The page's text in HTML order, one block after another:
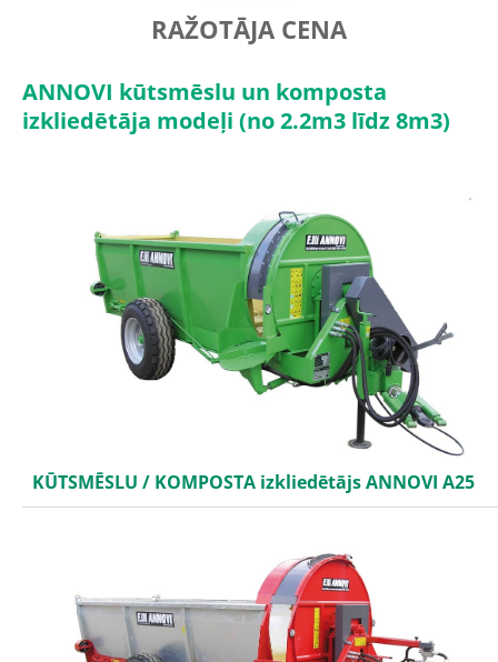
RAŽOTĀJA CENA
ANNOVI kūtsmēslu un komposta
izkliedētāja modeļi (no 2.2m3 līdz 8m3)
KŪTSMĒSLU / KOMPOSTA izkliedētājs ANNOVI A25